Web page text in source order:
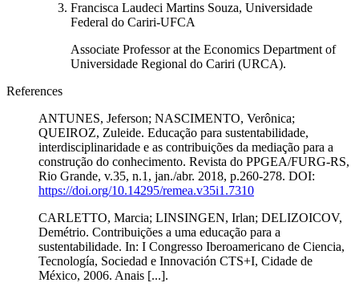
Francisca Laudeci Martins Souza, Universidade
Federal do Cariri-UFCA
Associate Professor at the Economics Department of
Universidade Regional do Cariri (URCA).
References
ANTUNES, Jeferson; NASCIMENTO, Verônica;
QUEIROZ, Zuleide. Educação para sustentabilidade,
interdisciplinaridade e as contribuições da mediação para a
construção do conhecimento. Revista do PPGEA/FURG-RS,
Rio Grande, v.35, n.1, jan./abr. 2018, p.260-278. DOI:
https://doi.org/10.14295/remea.v35i1.7310
CARLETTO, Marcia; LINSINGEN, Irlan; DELIZOICOV,
Demétrio. Contribuições a uma educação para a
sustentabilidade. In: I Congresso Iberoamericano de Ciencia,
Tecnología, Sociedad e Innovación CTS+I, Cidade de
México, 2006. Anais [...].